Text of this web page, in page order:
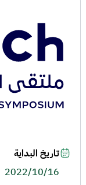
تاريخ البداية
2022/10/16